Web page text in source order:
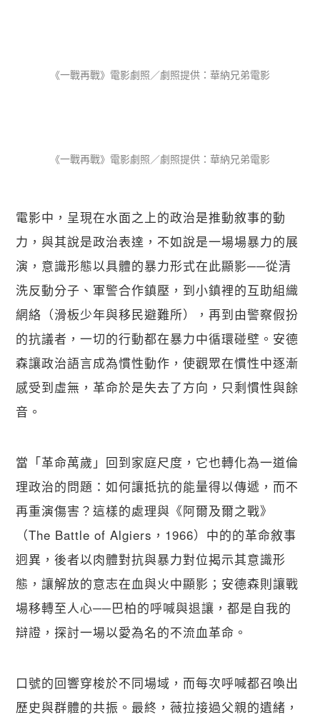
《一戰再戰》電影劇照／劇照提供：華納兄弟電影
《一戰再戰》電影劇照／劇照提供：華納兄弟電影
電影中，呈現在水面之上的政治是推動敘事的動
力，與其說是政治表達，不如說是一場場暴力的展
演，意識形態以具體的暴力形式在此顯影──從清
洗反動分子、軍警合作鎮壓，到小鎮裡的互助組織
網絡（滑板少年與移民避難所），再到由警察假扮
的抗議者，一切的行動都在暴力中循環碰壁。安德
森讓政治語言成為慣性動作，使觀眾在慣性中逐漸
感受到虛無，革命於是失去了方向，只剩慣性與餘
音。
當「革命萬歲」回到家庭尺度，它也轉化為一道倫
理政治的問題：如何讓抵抗的能量得以傳遞，而不
再重演傷害？這樣的處理與《阿爾及爾之戰》
（The Battle of Algiers，1966）中的的革命敘事
迥異，後者以肉體對抗與暴力對位揭示其意識形
態，讓解放的意志在血與火中顯影；安德森則讓戰
場移轉至人心──巴柏的呼喊與退讓，都是自我的
辯證，探討一場以愛為名的不流血革命。
口號的回響穿梭於不同場域，而每次呼喊都召喚出
歷史與群體的共振。最終，薇拉接過父親的遺緒，